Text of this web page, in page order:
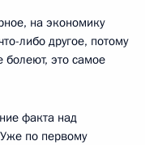
на экономику
либо другое, потому
болеют, это самое
факта над
по первому